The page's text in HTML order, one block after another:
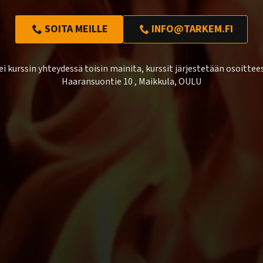
SOITA MEILLE INFO@TARKEM.FI
kurssin yhteydessä toisin mainita, kurssit järjestetään
Haaransuontie 10 , Maikkula, OULU